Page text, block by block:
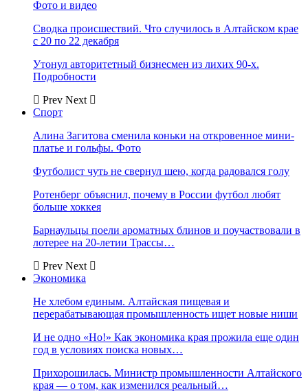
Фото и видео
Сводка происшествий. Что случилось в Алтайском крае
с 20 по 22 декабря
Утонул авторитетный бизнесмен из лихих 90-х.
Подробности
Prev Next
Спорт
Алина Загитова сменила коньки на откровенное мини-
платье и гольфы. Фото
Футболист чуть не свернул шею, когда радовался голу
Ротенберг объяснил, почему в России футбол любят
больше хоккея
Барнаульцы поели ароматных блинов и поучаствовали в
лотерее на 20-летии Трассы…
Prev Next
Экономика
Не хлебом единым. Алтайская пищевая и
перерабатывающая промышленность ищет новые ниши
И не одно «Но!» Как экономика края прожила еще один
год в условиях поиска новых…
Прихорошилась. Министр промышленности Алтайского
края — о том, как изменился реальный…